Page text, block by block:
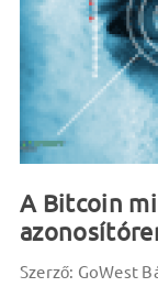
A Bitcoin
Szerző: GoWest